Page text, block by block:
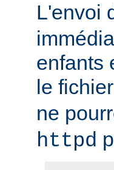
L'envoi
enfants
le fichier
ne
httpd